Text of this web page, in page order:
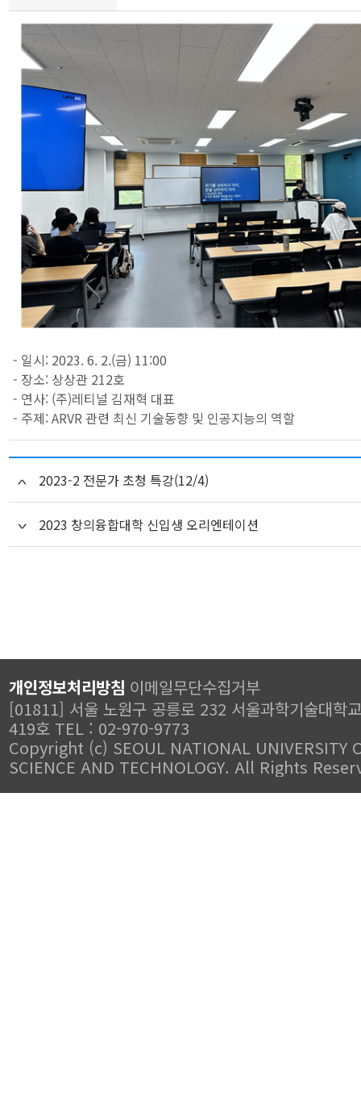
- 일시: 2023. 6. 2.(금) 11:00
- 장소: 상상관 212호
- 연사: (주)레티널 김재혁 대표
- 주제: ARVR 관련 최신 기술동향 및 인공지능의 역할
2023-2 전문가 초청 특강(12/4)
2023 창의융합대학 신입생 오리엔테이션
개인정보처리방침 이메일무단수집거부
[01811] 서울 노원구 공릉로 232 서울과학기술대학
419호 TEL : 02-970-9773
Copyright (c) SEOUL NATIONAL UNIVERSITY
SCIENCE AND TECHNOLOGY. All Rights